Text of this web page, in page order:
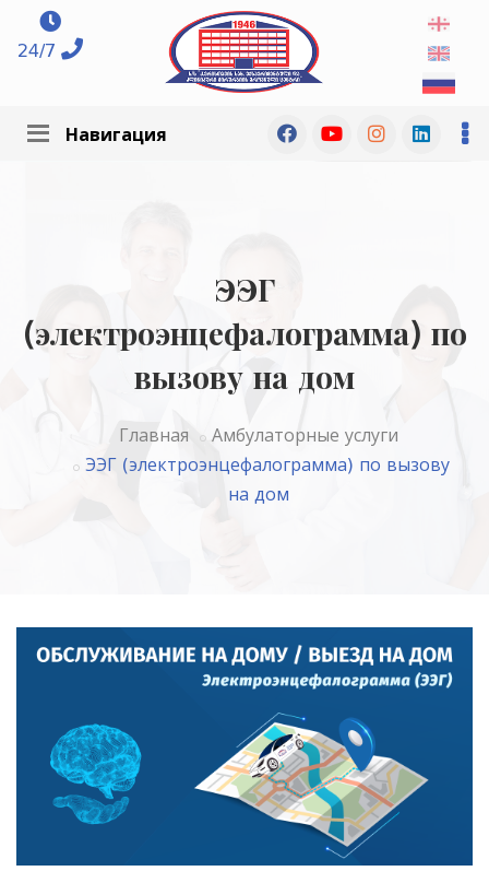
24/7
Навигация
ЭЭГ
(электроэнцефалограмма) по
вызову на дом
Главная
Амбулаторные услуги
ЭЭГ (электроэнцефалограмма) по вызову
на дом